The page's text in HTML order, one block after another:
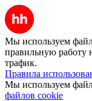
Мы используем
правильную работу
трафик.
Правила
Мы используем
файлов cookie